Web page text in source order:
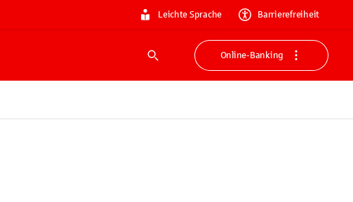
Leichte Sprache Barrierefreiheit
Suche
Online-Banking